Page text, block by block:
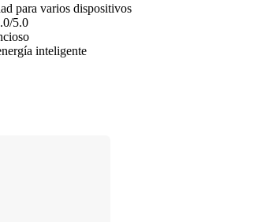
para varios dispositivos
5.0
inteligente